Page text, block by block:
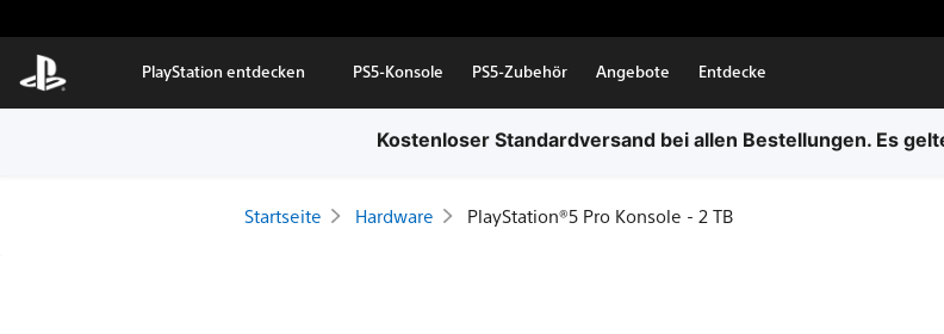
PlayStation entdecken PS5-Konsole PS5-Zubehör Angebote Entdecke
Kostenloser Standardversand bei allen Bestellungen. Es
Startseite Hardware PlayStation®5 Pro Konsole - 2 TB